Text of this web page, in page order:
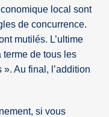
local sont
de concurrence.
mutilés. L’ultime
de tous les
Au final, l’addition
si vous